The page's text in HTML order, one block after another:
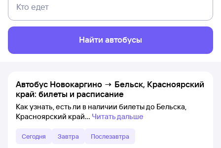
Кто едет
Найти автобусы
Автобус Новокаргино → Бельск, Красноярский
край: билеты и расписание
Как узнать, есть ли в наличии билеты до Бельска,
Красноярский край
Читать дальше
Сегодня Завтра Послезавтра